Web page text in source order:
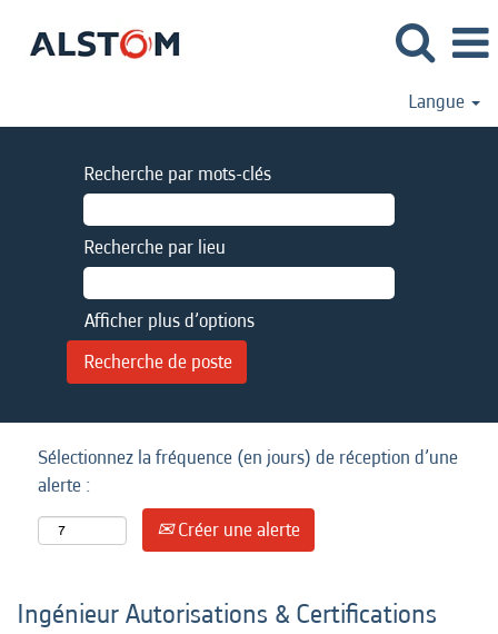
Langue
Recherche par mots-clés
Recherche par lieu
Afficher plus d’options
Sélectionnez la fréquence (en jours) de réception d’une
alerte :
Créer une alerte
Ingénieur Autorisations & Certifications